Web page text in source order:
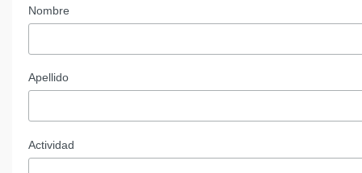
Nombre
Apellido
Actividad